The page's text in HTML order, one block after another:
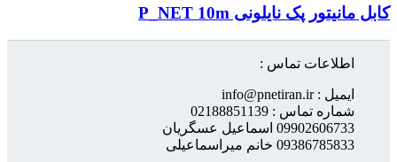
کابل مانیتور پک نایلونی P_NET 10m
اطلاعات تماس :
ایمیل : info@pnetiran.ir
شماره تماس : 02188851139
09902606733 اسماعیل عسگریان
09386785833 خانم میراسماعیلی